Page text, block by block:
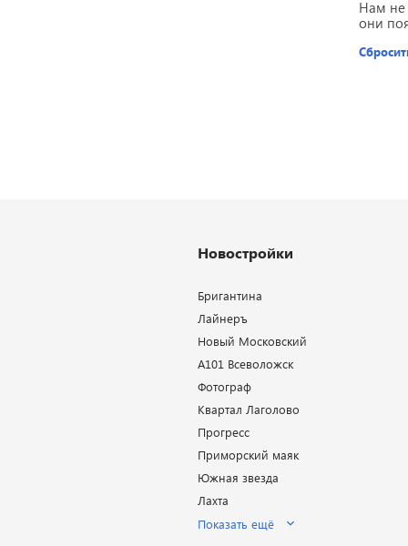
Нам не
они
Новостройки
Бригантина
Лайнеръ
Новый Московский
А101 Всеволожск
Фотограф
Квартал Лаголово
Прогресс
Приморский маяк
Южная звезда
Лахта
Показать ещё